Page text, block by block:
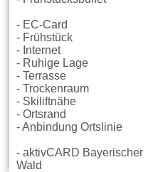
- EC-Card
- Frühstück
- Internet
- Ruhige Lage
- Terrasse
- Trockenraum
- Skiliftnähe
- Ortsrand
- Anbindung Ortslinie
- aktivCARD Bayerischer
Wald